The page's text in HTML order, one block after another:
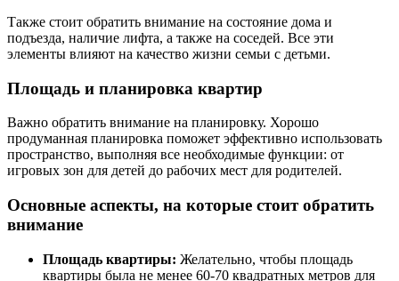
Также стоит обратить внимание на состояние дома и
подъезда, наличие лифта, а также на соседей. Все эти
элементы влияют на качество жизни семьи с детьми.
Площадь и планировка квартир
Важно обратить внимание на планировку. Хорошо
продуманная планировка поможет эффективно использовать
пространство, выполняя все необходимые функции: от
игровых зон для детей до рабочих мест для родителей.
Основные аспекты, на которые стоит обратить
внимание
Площадь квартиры: Желательно, чтобы площадь
квартиры была не менее 60-70 квадратных метров для